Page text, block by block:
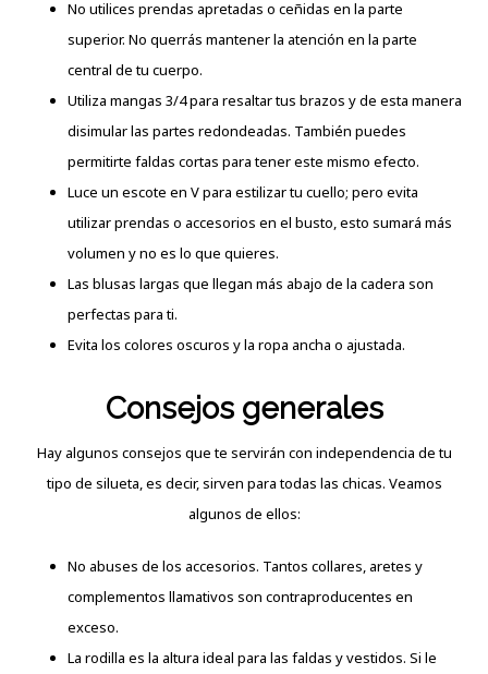
No utilices prendas apretadas o ceñidas en la parte
superior. No querrás mantener la atención en la parte
central de tu cuerpo.
Utiliza mangas 3/4 para resaltar tus brazos y de esta manera
disimular las partes redondeadas. También puedes
permitirte faldas cortas para tener este mismo efecto.
Luce un escote en V para estilizar tu cuello; pero evita
utilizar prendas o accesorios en el busto, esto sumará más
volumen y no es lo que quieres.
Las blusas largas que llegan más abajo de la cadera son
perfectas para ti.
Evita los colores oscuros y la ropa ancha o ajustada.
Consejos generales
Hay algunos consejos que te servirán con independencia de tu
tipo de silueta, es decir, sirven para todas las chicas. Veamos
algunos de ellos:
No abuses de los accesorios. Tantos collares, aretes y
complementos llamativos son contraproducentes en
exceso.
La rodilla es la altura ideal para las faldas y vestidos. Si le